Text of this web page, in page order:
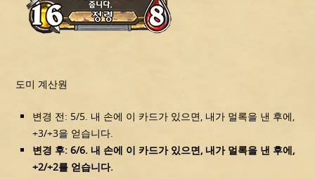
도미 계산원
변경 전: 5/5. 내 손에 이 카드가 있으면, 내가 멀록을 낸 후에,
+3/+3을 얻습니다.
변경 후: 6/6. 내 손에 이 카드가 있으면, 내가 멀록을 낸 후에,
+2/+2를 얻습니다.